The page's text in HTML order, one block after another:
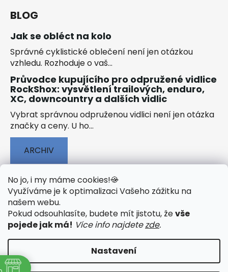
No jo, i my máme cookies!🍪
Využíváme je k optimalizaci Vašeho zážitku na
našem webu.
Pokud odsouhlasíte, budete mít jistotu, ževše
pojede jak má! Více info najdetezde.
Nastavení
BLOG
Jak se obléct na kolo
Správné cyklistické oblečení není jen otázkou
vzhledu. Rozhoduje o vaš...
Průvodce kupujícího pro odpružené vidlice
RockShox: vysvětlení trailových, enduro,
XC, downcountry a dalších vidlic
Vybrat správnou odpruženou vidlici není jen otázka
značky a ceny. U ho...
ARCHIV
🟢 TECHNOLOGIE
🟢 O ELEKTROKOLECH
🟢 NÁVODY KE STAŽENÍ